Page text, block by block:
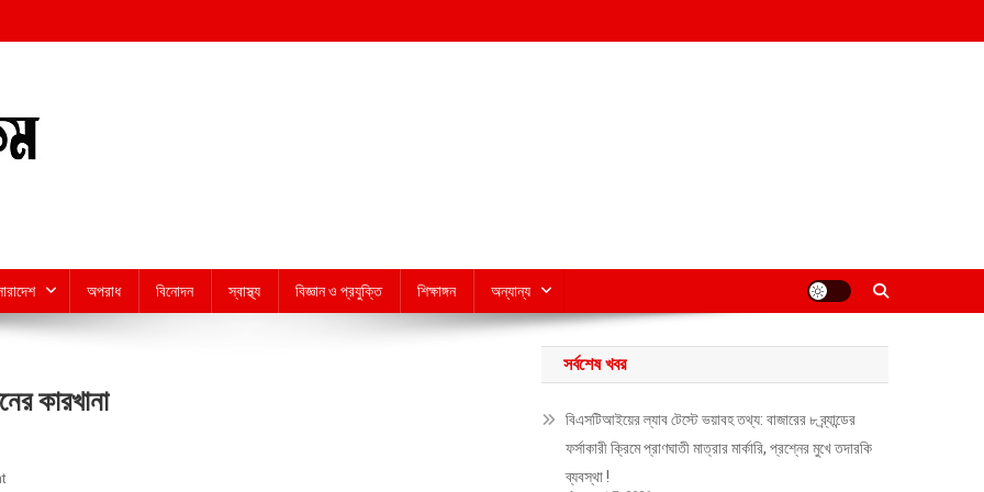
অপরাধ বিনোদন স্বাস্থ্য বিজ্ঞান ও প্রযুক্তি শিক্ষাঙ্গন অন্যান্য
কারখানা
On
সর্বশেষ খবর
বিএসটিআইয়ের ল্যাব টেস্টে ভয়াবহ তথ্য: বাজারের ৮ ব্র্যান্ডের
ফর্সাকারী ক্রিমে প্রাণঘাতী মাত্রার মার্কারি, প্রশ্নের মুখে তদারকি
ব্যবস্থা !